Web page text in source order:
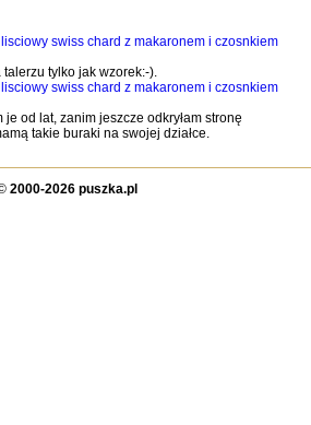
swiss chard z makaronem i czosnkiem
talerzu tylko jak wzorek:-).
swiss chard z makaronem i czosnkiem
od lat, zanim jeszcze odkryłam stronę
takie buraki na swojej działce.
2000-2026 puszka.pl